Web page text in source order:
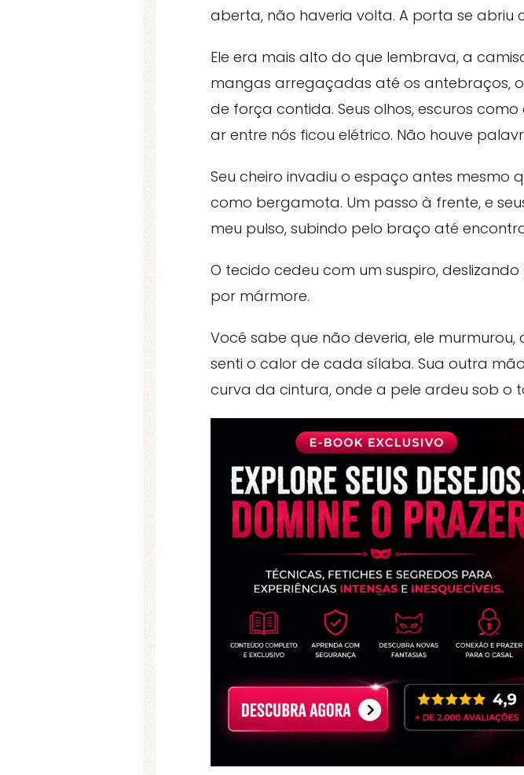
aberta, não haveria volta. A porta se abriu
Ele era mais alto do que lembrava, a
mangas arregaçadas até os antebraços,
de força contida. Seus olhos, escuros
ar entre nós ficou elétrico. Não houve
Seu cheiro invadiu o espaço antes mesmo
como bergamota. Um passo à frente, e
meu pulso, subindo pelo braço até
O tecido cedeu com um suspiro,
por mármore.
Você sabe que não deveria, ele
senti o calor de cada sílaba. Sua outra
curva da cintura, onde a pele ardeu sob o